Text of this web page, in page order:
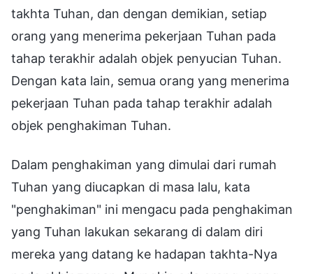
takhta Tuhan, dan dengan demikian, setiap
orang yang menerima pekerjaan Tuhan pada
tahap terakhir adalah objek penyucian Tuhan.
Dengan kata lain, semua orang yang menerima
pekerjaan Tuhan pada tahap terakhir adalah
objek penghakiman Tuhan.
Dalam penghakiman yang dimulai dari rumah
Tuhan yang diucapkan di masa lalu, kata
"penghakiman" ini mengacu pada penghakiman
yang Tuhan lakukan sekarang di dalam diri
mereka yang datang ke hadapan takhta-Nya